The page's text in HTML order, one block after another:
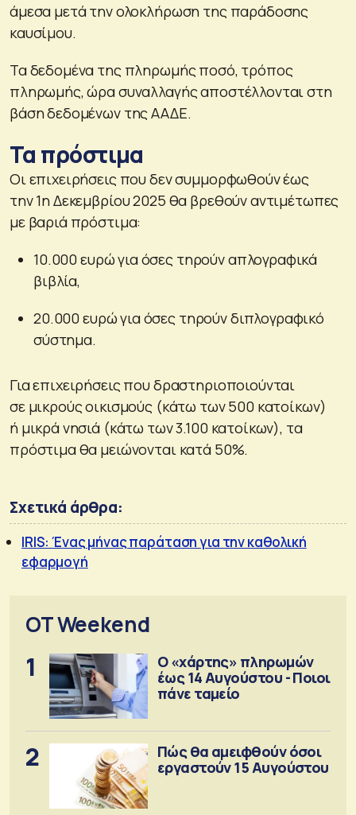
άμεσα μετά την ολοκλήρωση της παράδοσης
καυσίμου.
Τα δεδομένα της πληρωμής ποσό, τρόπος
πληρωμής, ώρα συναλλαγής αποστέλλονται στη
βάση δεδομένων της ΑΑΔΕ.
Τα πρόστιμα
Οι επιχειρήσεις που δεν συμμορφωθούν έως
την 1η Δεκεμβρίου 2025 θα βρεθούν αντιμέτωπες
με βαριά πρόστιμα:
10.000 ευρώ για όσες τηρούν απλογραφικά
βιβλία,
20.000 ευρώ για όσες τηρούν διπλογραφικό
σύστημα.
Για επιχειρήσεις που δραστηριοποιούνται
σε μικρούς οικισμούς (κάτω των 500 κατοίκων)
ή μικρά νησιά (κάτω των 3.100 κατοίκων), τα
πρόστιμα θα μειώνονται κατά 50%.
Σχετικά άρθρα:
IRIS: Ένας μήνας παράταση για την καθολική
εφαρμογή
OT Weekend
1
Ο «χάρτης» πληρωμών
έως 14 Αυγούστου - Ποιοι
πάνε ταμείο
2
Πώς θα αμειφθούν όσοι
εργαστούν 15 Αυγούστου